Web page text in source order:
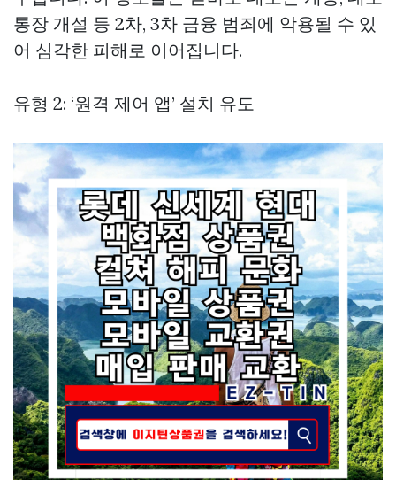
통장 개설 등 2차, 3차 금융 범죄에 악용될 수 있
어 심각한 피해로 이어집니다.
유형 2: ‘원격 제어 앱’ 설치 유도